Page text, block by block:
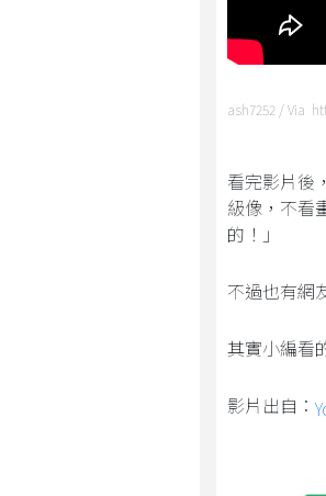
ash7252 / Via
看完影片後
級像，不看
的！」
不過也有網
其實小編看
影片出自：